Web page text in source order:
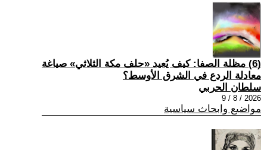
(6) مظلة الصفا: كيف يُعيد «حلف مكة الثلاثي» صياغة
معادلة الردع في الشرق الأوسط؟
سلطان الحربي
2026 / 8 / 9
مواضيع وابحاث سياسية